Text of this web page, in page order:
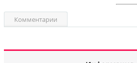
Комментарии